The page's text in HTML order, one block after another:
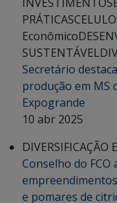
PRÁTICAS
Econômico
SUSTENTÁVEL
Secretário
produção em MS
Expogrande
10 abr 2025
DIVERSIFICAÇÃO
Conselho do
e pomares de